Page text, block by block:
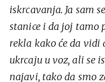
iskrcavanja. Ja sam
stanice i da joj tamo
rekla kako će da vidi
ukrcaju u voz, ali se
najavi, tako da smo